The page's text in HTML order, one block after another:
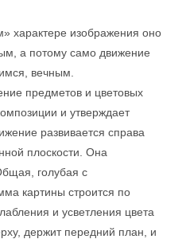
характере изображения оно
а потому само движение
вечным.
предметов и цветовых
и утверждает
развивается справа
плоскости. Она
голубая с
картины строится по
и усветления цвета
держит передний план, и